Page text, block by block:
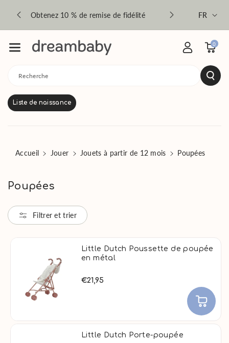
asser au co
Obtenez 10 % de remise de fidélité 33 magasins
Langue
FR
Recherche
Liste de naissance
0
Accueil Jouer Jouets à partir de 12 mois Poupées
C
l
l
Poupées
Filtrer et trier
Little Dutch Poussette de poupée
en métal
€21,95
Little Dutch Porte-poupée